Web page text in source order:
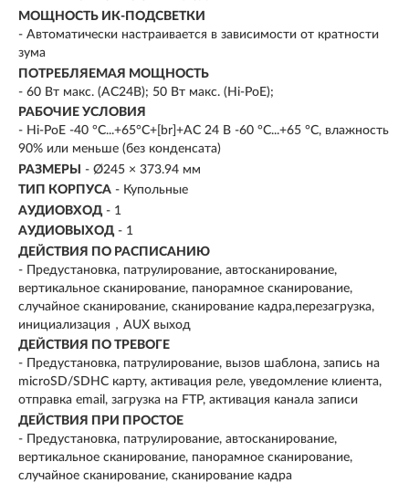
МОЩНОСТЬ ИК-ПОДСВЕТКИ
- Автоматически настраивается в зависимости от кратности
зума
ПОТРЕБЛЯЕМАЯ МОЩНОСТЬ
- 60 Вт макс. (AC24B); 50 Вт макс. (Hi-PoE);
РАБОЧИЕ УСЛОВИЯ
- Hi-PoE -40 °C...+65°C+[br]+AC 24 В -60 °C...+65 °C, влажность
90% или меньше (без конденсата)
РАЗМЕРЫ
- Ø245 × 373.94 мм
ТИП КОРПУСА - Купольные
АУДИОВХОД - 1
АУДИОВЫХОД - 1
ДЕЙСТВИЯ ПО РАСПИСАНИЮ
- Предустановка, патрулирование, автосканирование,
вертикальное сканирование, панорамное сканирование,
случайное сканирование, сканирование кадра,перезагрузка,
инициализация，AUX выход
ДЕЙСТВИЯ ПО ТРЕВОГЕ
- Предустановка, патрулирование, вызов шаблона, запись на
microSD/SDHC карту, активация реле, уведомление клиента,
отправка email, загрузка на FTP, активация канала записи
ДЕЙСТВИЯ ПРИ ПРОСТОЕ
- Предустановка, патрулирование, автосканирование,
вертикальное сканирование, панорамное сканирование,
случайное сканирование, сканирование кадра